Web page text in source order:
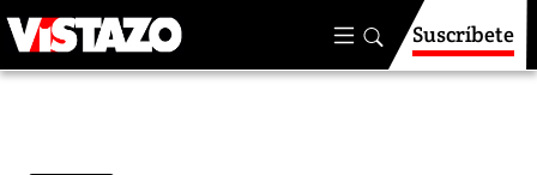
Suscríbete